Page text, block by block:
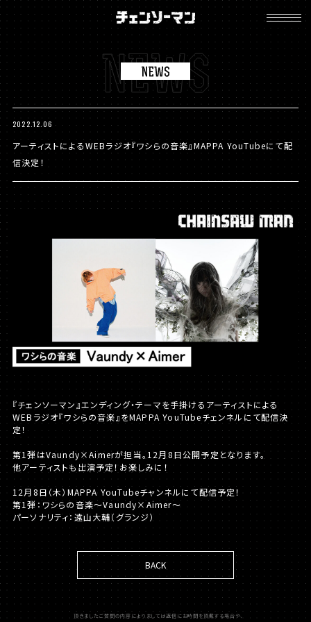
チ
ェ
ン
ソ
ー
マ
ン
2022.12.06
アーティストによるWEBラジオ『ワシらの音楽』MAPPA YouTubeにて配
信決定！
『チェンソーマン』エンディング・テーマを手掛けるアーティストによる
WEBラジオ『ワシらの音楽』をMAPPA YouTubeチェンネルにて配信決
定！
第1弾はVaundy×Aimerが担当。12月8日公開予定となります。
他アーティストも出演予定！お楽しみに！
12月8日（木）MAPPA YouTubeチャンネルにて配信予定！
第1弾：ワシらの音楽～Vaundy×Aimer～
パーソナリティ：遠山大輔（グランジ）
BACK
頂きましたご質問の内容によりましては返信にお時間を頂戴する場合や、